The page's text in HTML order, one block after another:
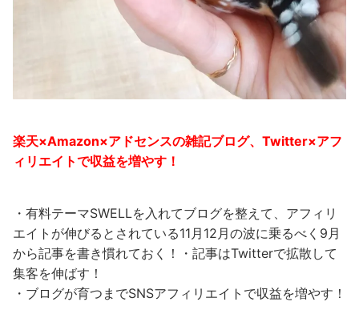
楽天×Amazon×アドセンスの雑記ブログ、Twitter×アフ
ィリエイトで収益を増やす！
・有料テーマSWELLを入れてブログを整えて、アフィリ
エイトが伸びるとされている11月12月の波に乗るべく9月
から記事を書き慣れておく！・記事はTwitterで拡散して
集客を伸ばす！
・ブログが育つまでSNSアフィリエイトで収益を増やす！